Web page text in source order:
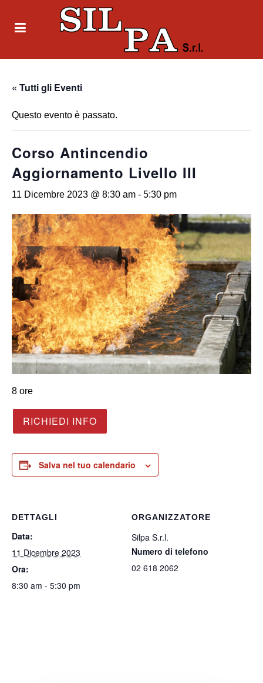
« Tutti gli Eventi
Questo evento è passato.
Corso Antincendio
Aggiornamento Livello III
11 Dicembre 2023 @ 8:30 am - 5:30 pm
8 ore
RICHIEDI INFO
Salva nel tuo calendario
DETTAGLI
Data:
11 Dicembre 2023
Ora:
8:30 am - 5:30 pm
ORGANIZZATORE
Silpa S.r.l.
Numero di telefono
02 618 2062